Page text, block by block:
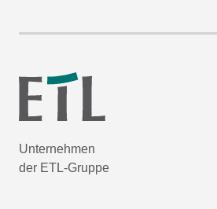
Unternehmen
der ETL-Gruppe